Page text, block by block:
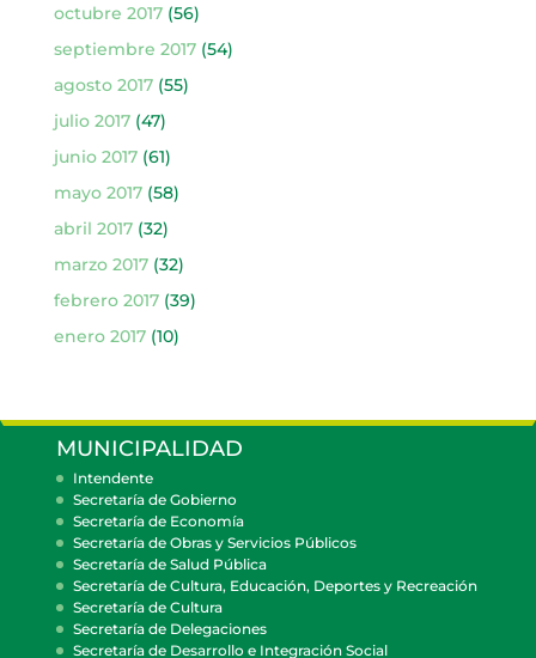
octubre 2017(56)
septiembre 2017(54)
agosto 2017(55)
julio 2017(47)
junio 2017(61)
mayo 2017(58)
abril 2017(32)
marzo 2017(32)
febrero 2017(39)
enero 2017(10)
MUNICIPALIDAD
Intendente
Secretaría de Gobierno
Secretaría de Economía
Secretaría de Obras y Servicios Públicos
Secretaría de Salud Pública
Secretaría de Cultura, Educación, Deportes y Recreación
Secretaría de Cultura
Secretaría de Delegaciones
Secretaría de Desarrollo e Integración Social